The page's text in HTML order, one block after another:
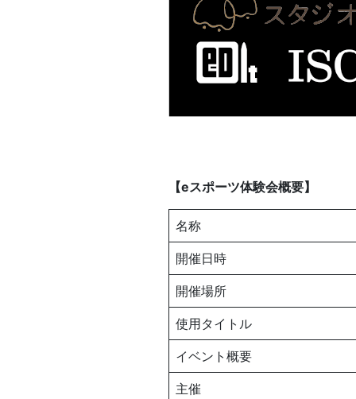
【eスポーツ体験会概要】
名称
開催日時
開催場所
使用タイトル
イベント概要
主催